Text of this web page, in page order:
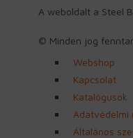
A weboldalt a Steel
© Minden jog
Webshop
Kapcsolat
Katalógusok
Adatvédelmi
Általános